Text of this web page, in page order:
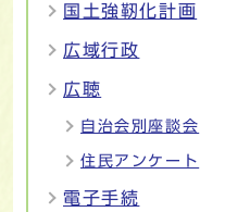
国土強靭化計画
広域行政
広聴
自治会別座談会
住民アンケート
電子手続